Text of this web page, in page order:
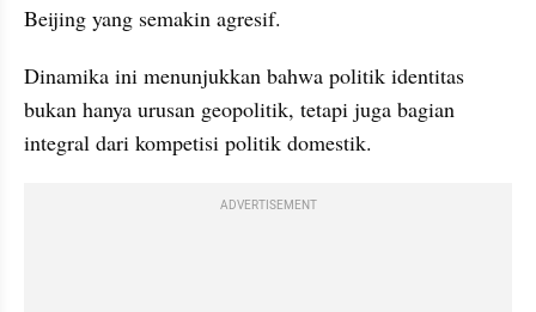
Beijing yang semakin agresif.
Dinamika ini menunjukkan bahwa politik identitas
bukan hanya urusan geopolitik, tetapi juga bagian
integral dari kompetisi politik domestik.
ADVERTISEMENT